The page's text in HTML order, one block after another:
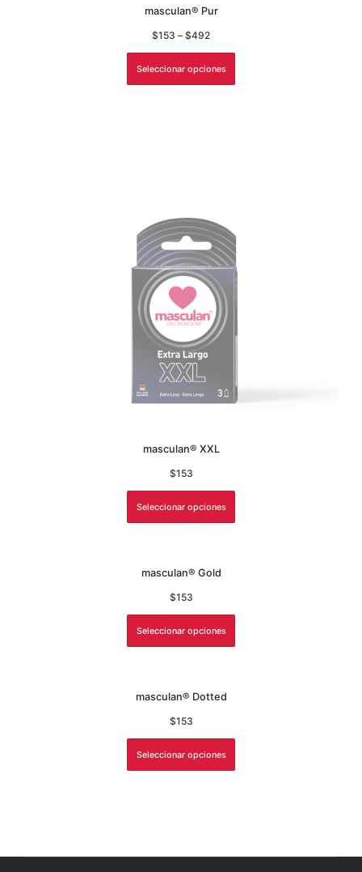
masculan® Pur
$153 – $492
Seleccionar opciones
masculan® XXL
$153
Seleccionar opciones
masculan® Gold
$153
Seleccionar opciones
masculan® Dotted
$153
Seleccionar opciones